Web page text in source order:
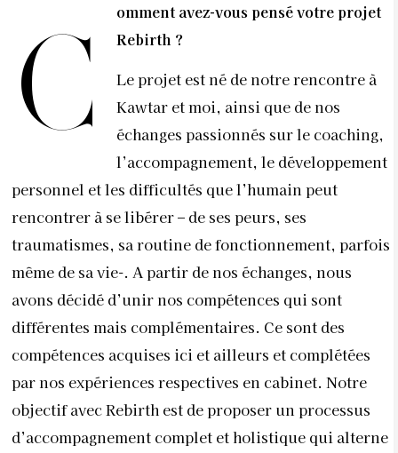
C
omment avez-vous pensé votre projet
Rebirth ?
Le projet est né de notre rencontre à
Kawtar et moi, ainsi que de nos
échanges passionnés sur le coaching,
l’accompagnement, le développement
personnel et les difficultés que l’humain peut
rencontrer à se libérer – de ses peurs, ses
traumatismes, sa routine de fonctionnement, parfois
même de sa vie-. A partir de nos échanges, nous
avons décidé d’unir nos compétences qui sont
différentes mais complémentaires. Ce sont des
compétences acquises ici et ailleurs et complétées
par nos expériences respectives en cabinet. Notre
objectif avec Rebirth est de proposer un processus
d’accompagnement complet et holistique qui alterne